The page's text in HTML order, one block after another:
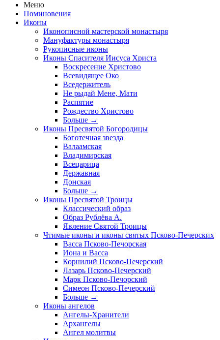
Меню
Поминовения
Иконы
Иконописной мастерской монастыря
Мануфактуры монастыря
Рукописные иконы
Иконы Спасителя Иисуса Христа
Воскресение Христово
Всевидящее Око
Вседержитель
Не рыдай Мене, Мати
Распятие
Рождество Христово
Больше →
Иконы Пресвятой Богородицы
Боготечная звезда
Валаамская
Владимирская
Всецарица
Державная
Донская
Больше →
Иконы Пресвятой Троицы
Классический образ
Образ Рублёва А.
Явление Святой Троицы
Чтимые иконы и иконы святых Псково-Печерских
Васса Псково-Печорская
Иона и Васса
Корнилий Псково-Печерский
Лазарь Псково-Печерский
Марк Псково-Печорский
Симеон Псково-Печерский
Больше →
Иконы ангелов
Ангелы-Хранители
Архангелы
Ангел молитвы